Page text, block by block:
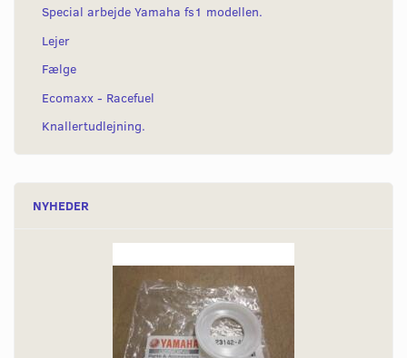
Special arbejde Yamaha fs1 modellen.
Lejer
Fælge
Ecomaxx - Racefuel
Knallertudlejning.
NYHEDER